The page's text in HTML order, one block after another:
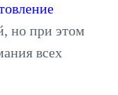
но при этом
всех